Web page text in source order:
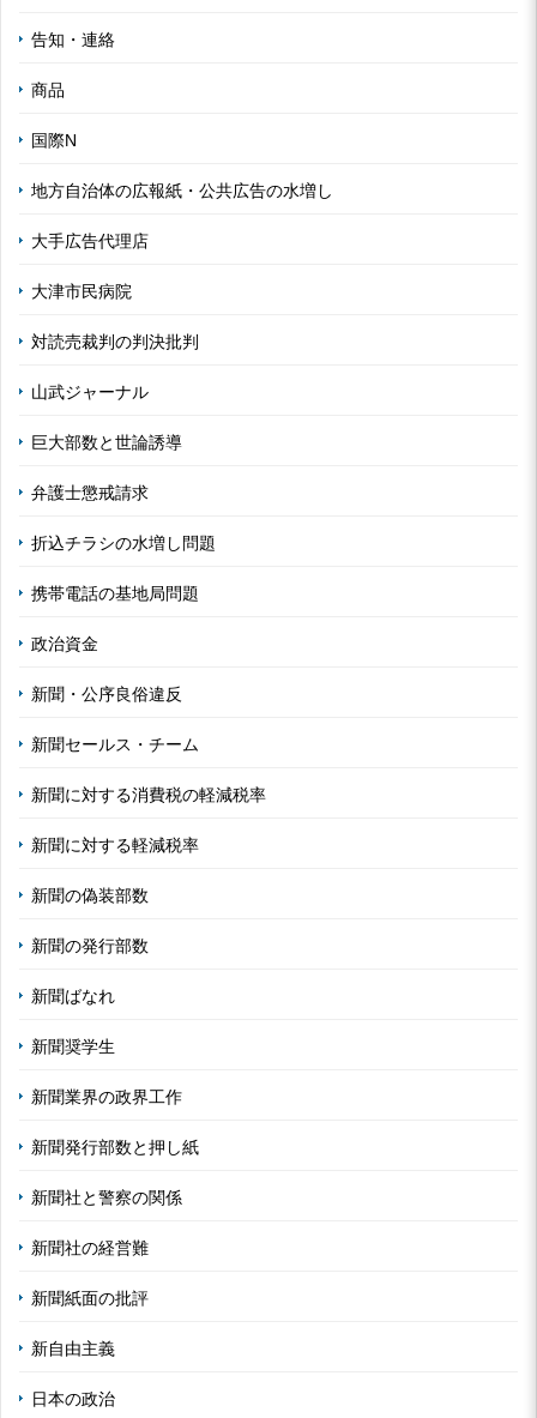
告知・連絡
商品
国際N
地方自治体の広報紙・公共広告の水増し
大手広告代理店
大津市民病院
対読売裁判の判決批判
山武ジャーナル
巨大部数と世論誘導
弁護士懲戒請求
折込チラシの水増し問題
携帯電話の基地局問題
政治資金
新聞・公序良俗違反
新聞セールス・チーム
新聞に対する消費税の軽減税率
新聞に対する軽減税率
新聞の偽装部数
新聞の発行部数
新聞ばなれ
新聞奨学生
新聞業界の政界工作
新聞発行部数と押し紙
新聞社と警察の関係
新聞社の経営難
新聞紙面の批評
新自由主義
日本の政治